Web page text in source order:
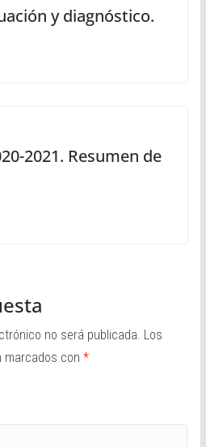
y diagnóstico.
2021. Resumen de
no será publicada. Los
marcados con *